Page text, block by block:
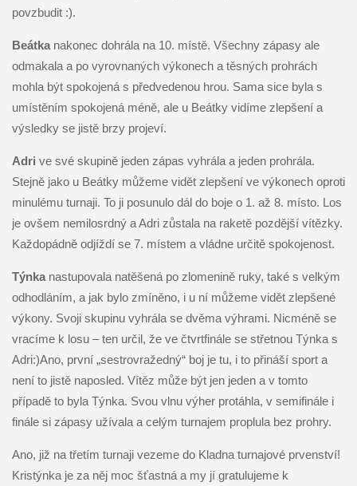
povzbudit :).
Beátkanakonec dohrála na 10. místě. Všechny zápasy ale
odmakala a po vyrovnaných výkonech a těsných prohrách
mohla být spokojená s předvedenou hrou. Sama sice byla s
umístěním spokojená méně, ale u Beátky vidíme zlepšení a
výsledky se jistě brzy projeví.
Adri ve své skupině jeden zápas vyhrála a jeden prohrála.
Stejně jako u Beátky můžeme vidět zlepšení ve výkonech oproti
minulému turnaji. To ji posunulo dál do boje o 1. až 8. místo. Los
je ovšem nemilosrdný a Adri zůstala na raketě pozdější vítězky.
Každopádně odjíždí se 7. místem a vládne určitě spokojenost.
Týnkanastupovala natěšená po zlomenině ruky, také s velkým
odhodláním, a jak bylo zmíněno, i u ní můžeme vidět zlepšené
výkony. Svoji skupinu vyhrála se dvěma výhrami. Nicméně se
vracíme k losu – ten určil, že ve čtvrtfinále se střetnou Týnka s
Adri:)Ano, první „sestrovražedný“ boj je tu, i to přináší sport a
není to jistě naposled. Vítěz může být jen jeden a v tomto
případě to byla Týnka. Svou vlnu výher protáhla, v semifinále i
finále si zápasy užívala a celým turnajem proplula bez prohry.
Ano, již na třetím turnaji vezeme do Kladna turnajové prvenství!
Kristýnka je za něj moc šťastná a my jí gratulujeme k